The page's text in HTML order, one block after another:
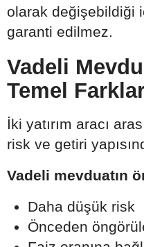
olarak değişebildiği
garanti edilmez.
Vadeli
Temel
İki yatırım aracı
risk ve getiri
Vadeli mevduatın
Daha düşük risk
Önceden